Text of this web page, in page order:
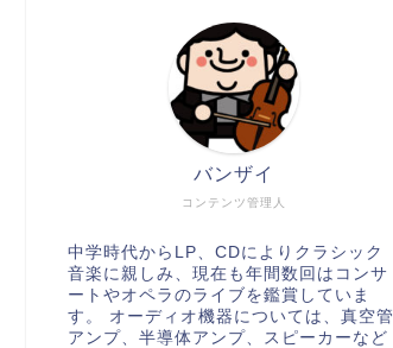
コンテンツ管理人
バンザイ
中学時代からLP、CDによりクラシック
音楽に親しみ、現在も年間数回はコンサ
ートやオペラのライブを鑑賞していま
す。 オーディオ機器については、真空管
アンプ、半導体アンプ、スピーカーなど